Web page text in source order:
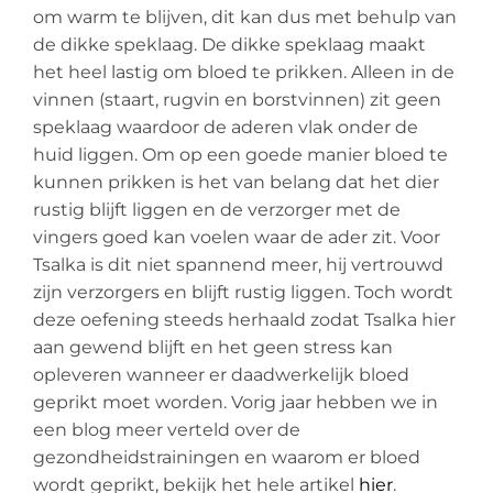
om warm te blijven, dit kan dus met behulp van
de dikke speklaag. De dikke speklaag maakt
het heel lastig om bloed te prikken. Alleen in de
vinnen (staart, rugvin en borstvinnen) zit geen
speklaag waardoor de aderen vlak onder de
huid liggen. Om op een goede manier bloed te
kunnen prikken is het van belang dat het dier
rustig blijft liggen en de verzorger met de
vingers goed kan voelen waar de ader zit. Voor
Tsalka is dit niet spannend meer, hij vertrouwd
zijn verzorgers en blijft rustig liggen. Toch wordt
deze oefening steeds herhaald zodat Tsalka hier
aan gewend blijft en het geen stress kan
opleveren wanneer er daadwerkelijk bloed
geprikt moet worden. Vorig jaar hebben we in
een blog meer verteld over de
gezondheidstrainingen en waarom er bloed
wordt geprikt, bekijk het hele artikel hier.